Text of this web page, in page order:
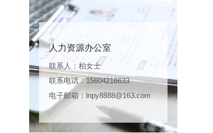
人力资源办公室
联系人：柏女士
联系电话：15604216633
电子邮箱：lnpy8888@163.com